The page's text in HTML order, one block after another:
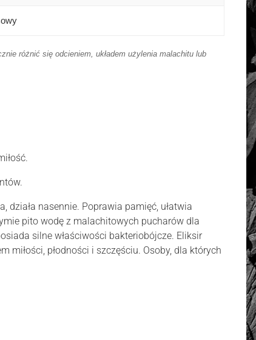
różnić się odcieniem, układem użylenia malachitu lub
działa nasennie. Poprawia pamięć, ułatwia
pito wodę z malachitowych pucharów dla
silne właściwości bakteriobójcze. Eliksir
płodności i szczęściu. Osoby, dla których